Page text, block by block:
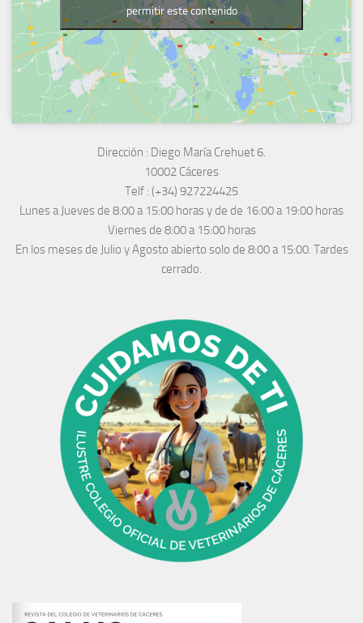
permitir este contenido
Dirección : Diego María Crehuet 6.
10002 Cáceres
Telf : (+34) 927224425
Lunes a Jueves de 8:00 a 15:00 horas y de de 16:00 a 19:00 horas
Viernes de 8:00 a 15:00 horas
En los meses de Julio y Agosto abierto solo de 8:00 a 15:00. Tardes
cerrado.